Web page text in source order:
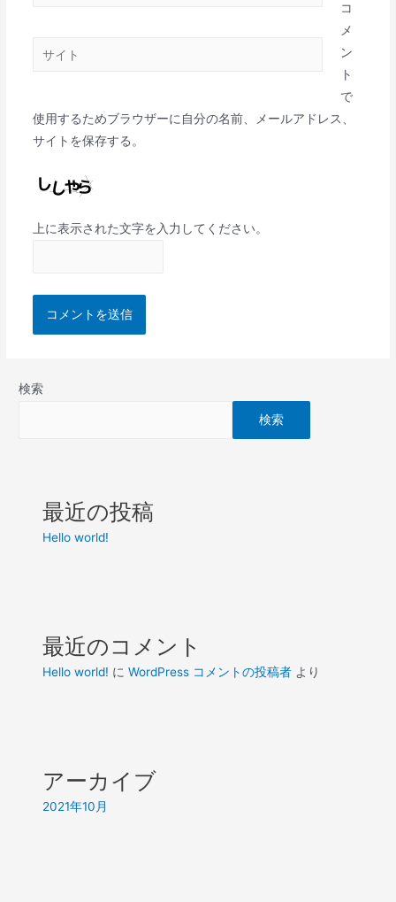
コ
メ
ン
ト
で
使用するためブラウザーに自分の名前、メールアドレス、
サイトを保存する。
上に表示された文字を入力してください。
検索
検索
最近の投稿
Hello world!
最近のコメント
Hello world! にWordPress コメントの投稿者 より
アーカイブ
2021年10月